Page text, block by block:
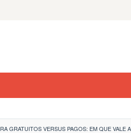
GRATUITOS VERSUS PAGOS: EM QUE VALE